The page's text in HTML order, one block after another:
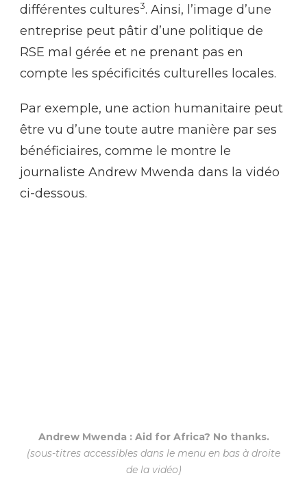
différentes cultures3. Ainsi, l’image d’une
entreprise peut pâtir d’une politique de
RSE mal gérée et ne prenant pas en
compte les spécificités culturelles locales.
Par exemple, une action humanitaire peut
être vu d’une toute autre manière par ses
bénéficiaires, comme le montre le
journaliste Andrew Mwenda dans la vidéo
ci-dessous.
Andrew Mwenda : Aid for Africa? No thanks.
(sous-titres accessibles dans le menu en bas à droite
de la vidéo)